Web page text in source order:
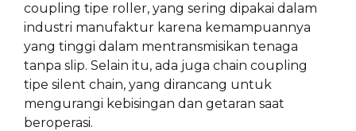
coupling tipe roller, yang sering dipakai dalam
industri manufaktur karena kemampuannya
yang tinggi dalam mentransmisikan tenaga
tanpa slip. Selain itu, ada juga chain coupling
tipe silent chain, yang dirancang untuk
mengurangi kebisingan dan getaran saat
beroperasi.